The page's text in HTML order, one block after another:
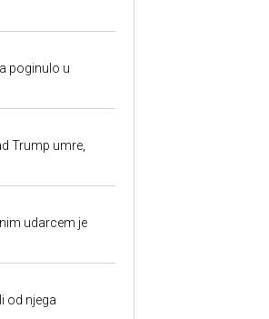
poginulo u
Trump umre,
udarcem je
od njega